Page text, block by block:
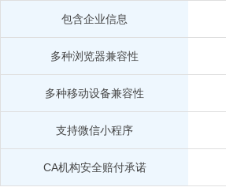
包含企业信息
多种浏览器兼容性
多种移动设备兼容性
支持微信小程序
CA机构安全赔付承诺